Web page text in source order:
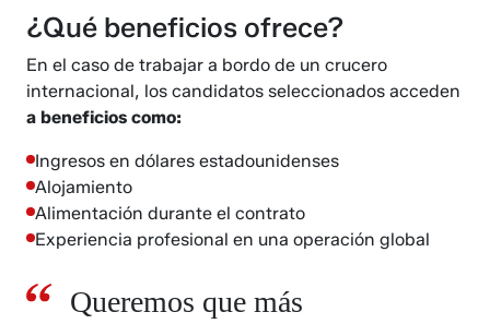
¿Qué beneficios ofrece?
En el caso de trabajar a bordo de un crucero
internacional, los candidatos seleccionados acceden
a beneficios como:
Ingresos en dólares estadounidenses
Alojamiento
Alimentación durante el contrato
Experiencia profesional en una operación global
Queremos que más